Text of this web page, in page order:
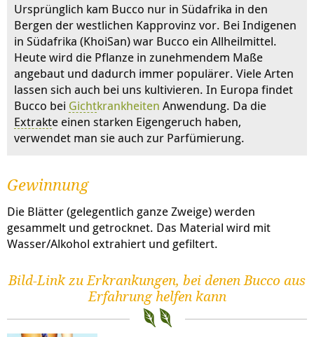
Ursprünglich kam Bucco nur in Südafrika in den
Bergen der westlichen Kapprovinz vor. Bei Indigenen
in Südafrika (KhoiSan) war Bucco ein Allheilmittel.
Heute wird die Pflanze in zunehmendem Maße
angebaut und dadurch immer populärer. Viele Arten
lassen sich auch bei uns kultivieren. In Europa findet
Bucco bei Gichtkrankheiten Anwendung. Da die
Extrakte einen starken Eigengeruch haben,
verwendet man sie auch zur Parfümierung.
Gewinnung
Die Blätter (gelegentlich ganze Zweige) werden
gesammelt und getrocknet. Das Material wird mit
Wasser/Alkohol extrahiert und gefiltert.
Bild-Link zu Erkrankungen, bei denen Bucco aus
Erfahrung helfen kann